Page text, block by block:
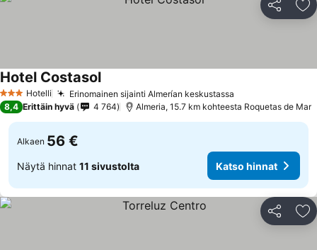
Jaa
3 Tähtiluokitus
Hotelli Erinomainen sijainti Almerían keskustassa
Hotel Costasol
8,4 Erittäin hyvä 4 764 Almeria, 15.7 km kohteesta Roquetas de Mar
Alkaen 56 €
Näytä hinnat 11 sivustolta Katso hinnat
Jaa